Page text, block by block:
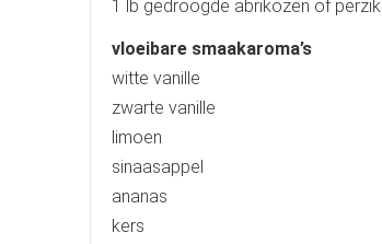
1 lb gedroogde abrikozen of perzik
vloeibare smaakaroma’s
witte vanille
zwarte vanille
limoen
sinaasappel
ananas
kers